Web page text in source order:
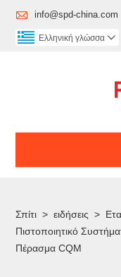
 info@spd-china.com
Ελληνική γλώσσα 
Σπίτι > ειδήσεις >
Πιστοποιητικό
Πέρασμα CQM